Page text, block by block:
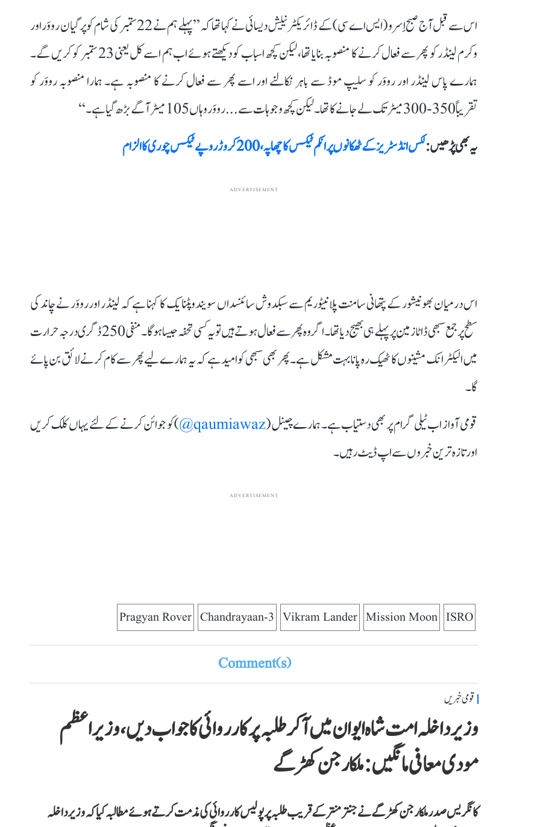
اس سے قبل آج صبح اِسرو (ایس اے سی) کے ڈائریکٹر نیلیش دیسائی نے کہا تھا کہ ’’پہلے ہم نے 22 ستمبر کی شام کو پرگیان رووَر اور
وکرم لینڈر کو پھر سے فعال کرنے کا منصوبہ بنایا تھا، لیکن کچھ اسباب کو دیکھتے ہوئے اب ہم اسے کل یعنی 23 ستمبر کو کریں گے۔
ہمارے پاس لینڈر اور رووَر کو سلیپ موڈ سے باہر نکالنے اور اسے پھر سے فعال کرنے کا منصوبہ ہے۔ ہمارا منصوبہ رووَر کو
تقریباً 350-300 میٹر تک لے جانے کا تھا۔ لیکن کچھ وجوہات سے... رووَر وہاں 105 میٹر آگے بڑھ گیا ہے۔‘‘
یہ بھی پڑھیں :لکس انڈسٹریز کے ٹھکانوں پر انکم ٹیکس کا چھاپہ، 200 کروڑ روپے ٹیکس چوری کا الزام
ADVERTISEMENT
اس درمیان بھونیشور کے پتھانی سامنت پلانیٹوریم سے سبکدوش سائنسداں سویندو پٹنایک کا کہنا ہے کہ لینڈر اور رووَر نے چاند کی
سطح پر جمع سبھی ڈاٹا زمین پر پہلے ہی بھیج دیا تھا۔ اگر وہ پھر سے فعال ہوتے ہیں تو یہ کسی تحفہ جیسا ہوگا۔ منفی 250 ڈگری درجہ حرارت
میں الیکٹرانک مشینوں کا ٹھیک رہ پانا بہت مشکل ہے۔ پھر بھی سبھی کو امید ہے کہ یہ ہمارے لیے پھر سے کام کرنے لائق بن پائے
گا۔
قومی آواز اب ٹیلی گرام پر بھی دستیاب ہے۔ ہمارے چینل (qaumiawaz@
) کو جوائن کرنے کے لئے یہاں کلک کریں
اور تازہ ترین خبروں سے اپ ڈیٹ رہیں۔
ADVERTISEMENT
ISRO
Mission Moon
Vikram Lander
Chandrayaan-3
Pragyan Rover
Comment(s)
قومی خبریں
وزیر داخلہ امت شاہ ایوان میں آ کر طلبہ پر کارروائی کا جواب دیں، وزیر اعظم
مودی معافی مانگیں: ملکارجن کھڑگے
کانگریس صدر ملکارجن کھڑگے نے جنتر منتر کے قریب طلبہ پر پولیس کارروائی کی مذمت کرتے ہوئے مطالبہ کیا کہ وزیر داخلہ